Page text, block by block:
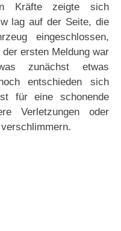
Kräfte zeigte sich
lag auf der Seite, die
eingeschlossen,
ersten Meldung war
zunächst etwas
entschieden sich
für eine schonende
Verletzungen oder